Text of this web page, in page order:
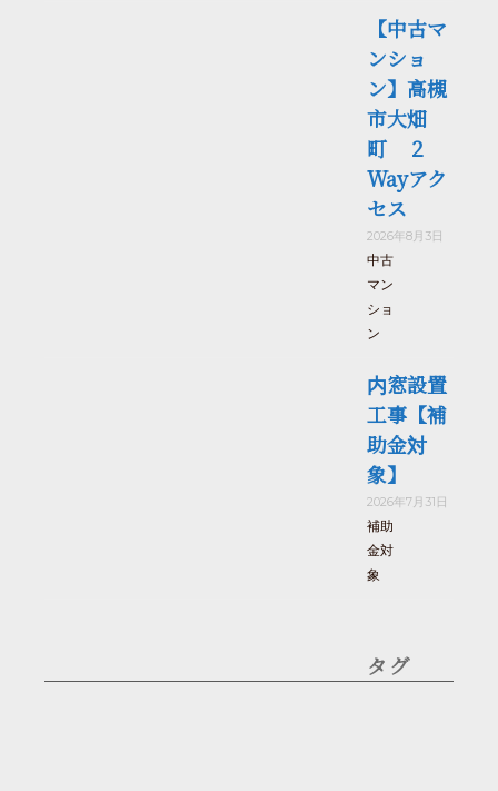
【中古マ
ンショ
ン】高槻
市大畑
町 ２
Wayアク
セス
2026年8月3日
中古
マン
ショ
ン
内窓設置
工事【補
助金対
象】
2026年7月31日
補助
金対
象
タグ